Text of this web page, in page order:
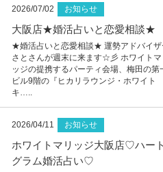
2026/07/02 お知らせ
大阪店★婚活占いと恋愛相談★
★婚活占いと恋愛相談★ 運勢アドバイザ
さとさんが週末に来ます☆彡 ホワイトマ
ッジの提携するパーティ会場、梅田の第
ビル9階の『ヒカリラウンジ・ホワイト
キ…..
2026/04/11 お知らせ
ホワイトマリッジ大阪店♡ハート
グラム婚活占い♡